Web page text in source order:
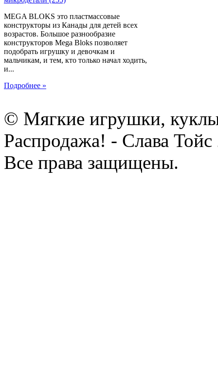
MEGA BLOKS это пластмассовые
конструкторы из Канады для детей всех
возрастов. Большое разнообразие
конструкторов Mega Bloks позволяет
подобрать игрушку и девочкам и
мальчикам, и тем, кто только начал ходить,
и...
Подробнее »
© Мягкие игрушки,
Распродажа! - Слава Тойс
Все права защищены.